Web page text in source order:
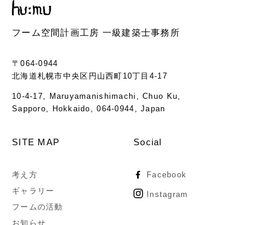
フーム空間計画工房 一級建築士事務所
〒064-0944
北海道札幌市中央区円山西町10丁目4-17
10-4-17, Maruyamanishimachi, Chuo Ku,
Sapporo, Hokkaido, 064-0944, Japan
SITE MAP
考え方
ギャラリー
フームの活動
お知らせ
Social
Facebook
Instagram